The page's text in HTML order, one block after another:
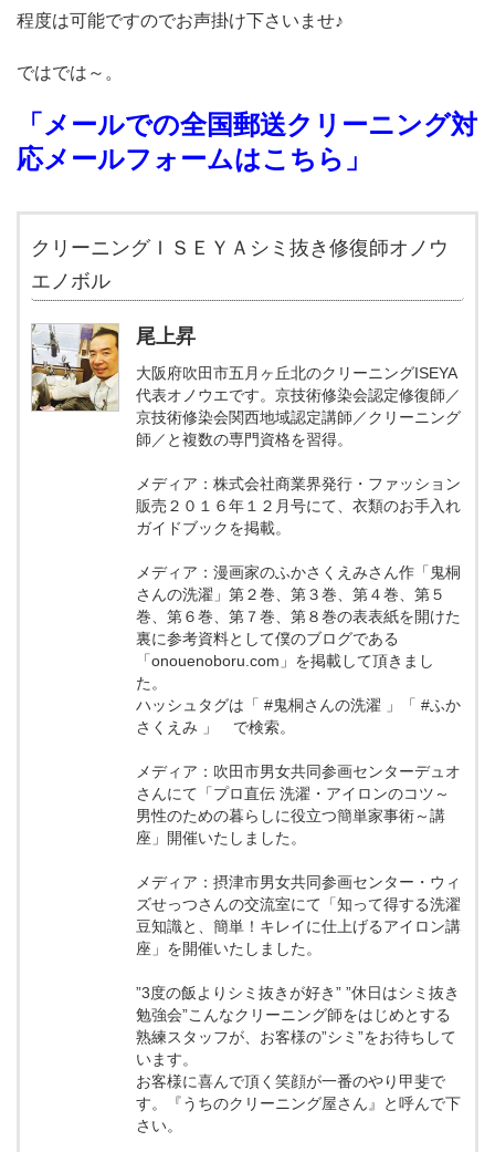
程度は可能ですのでお声掛け下さいませ♪
ではでは～。
「メールでの全国郵送クリーニング対
応メールフォームはこちら」
クリーニングＩＳＥＹＡシミ抜き修復師オノウ
エノボル
尾上昇
大阪府吹田市五月ヶ丘北のクリーニングISEYA
代表オノウエです。京技術修染会認定修復師／
京技術修染会関西地域認定講師／クリーニング
師／と複数の専門資格を習得。
メディア：株式会社商業界発行・ファッション
販売２０１６年１２月号にて、衣類のお手入れ
ガイドブックを掲載。
メディア：漫画家のふかさくえみさん作「鬼桐
さんの洗濯」第２巻、第３巻、第４巻、第５
巻、第６巻、第７巻、第８巻の表表紙を開けた
裏に参考資料として僕のブログである
「onouenoboru.com」を掲載して頂きまし
た。
ハッシュタグは「 #鬼桐さんの洗濯 」「 #ふか
さくえみ 」 で検索。
メディア：吹田市男女共同参画センターデュオ
さんにて「プロ直伝 洗濯・アイロンのコツ～
男性のための暮らしに役立つ簡単家事術～講
座」開催いたしました。
メディア：摂津市男女共同参画センター・ウィ
ズせっつさんの交流室にて「知って得する洗濯
豆知識と、簡単！キレイに仕上げるアイロン講
座」を開催いたしました。
”3度の飯よりシミ抜きが好き” ”休日はシミ抜き
勉強会”こんなクリーニング師をはじめとする
熟練スタッフが、お客様の”シミ”をお待ちして
います。
お客様に喜んで頂く笑顔が一番のやり甲斐で
す。『うちのクリーニング屋さん』と呼んで下
さい。